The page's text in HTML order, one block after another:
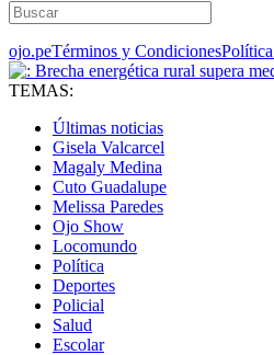
ojo.peTérminos y Condiciones
TEMAS:
Últimas noticias
Gisela Valcarcel
Magaly Medina
Cuto Guadalupe
Melissa Paredes
Ojo Show
Locomundo
Política
Deportes
Policial
Salud
Escolar